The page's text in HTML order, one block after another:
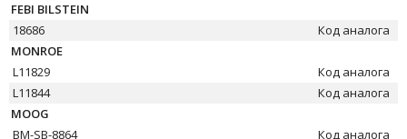
FEBI BILSTEIN
18686
Код аналога
MONROE
L11829
Код аналога
L11844
Код аналога
MOOG
BM-SB-8864
Код аналога